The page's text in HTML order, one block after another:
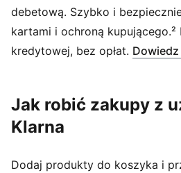
debetową. Szybko i
kartami i ochroną kupującego.²
kredytowej, bez opłat.
Jak robić zakupy z
Klarna
Dodaj produkty do koszyka i